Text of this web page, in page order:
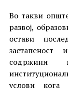
Во такви
развој,
остави
застапеност
содржини
услови